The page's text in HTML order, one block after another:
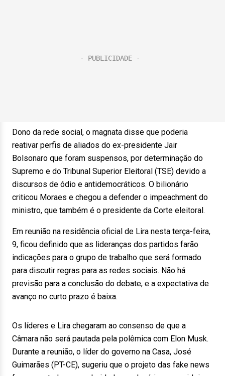
Dono da rede social, o magnata disse que poderia
reativar perfis de aliados do ex-presidente Jair
Bolsonaro que foram suspensos, por determinação do
Supremo e do Tribunal Superior Eleitoral (TSE) devido a
discursos de ódio e antidemocráticos. O bilionário
criticou Moraes e chegou a defender o impeachment do
ministro, que também é o presidente da Corte eleitoral.
Em reunião na residência oficial de Lira nesta terça-feira,
9, ficou definido que as lideranças dos partidos farão
indicações para o grupo de trabalho que será formado
para discutir regras para as redes sociais. Não há
previsão para a conclusão do debate, e a expectativa de
avanço no curto prazo é baixa.
Os líderes e Lira chegaram ao consenso de que a
Câmara não será pautada pela polêmica com Elon Musk.
Durante a reunião, o líder do governo na Casa, José
Guimarães (PT-CE), sugeriu que o projeto das fake news